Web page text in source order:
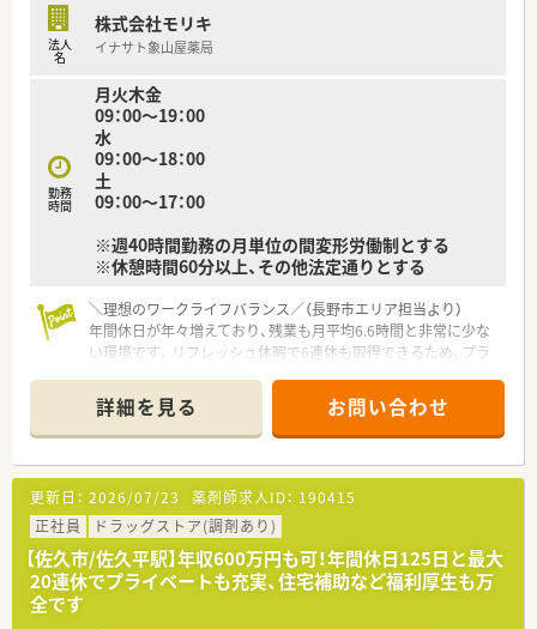
法人
名
株式会社モリキ
イナサト象山屋薬局
勤務
時間
月火木金
09：00～19：00
水
09：00～18：00
土
09：00～17：00
※週40時間勤務の月単位の間変形労働制とする
※休憩時間60分以上、その他法定通りとする
＼理想のワークライフバランス／（長野市エリア担当より）
年間休日が年々増えており、残業も月平均6.6時間と非常に少な
い環境です。リフレッシュ休暇で6連休も取得できるため、プラ
【店舗情報と応需状況について】
■川中島駅から車で8分の場所に位置し、内科や心療内科、精神
科、循環器科など幅広い科目の処方箋を1日55枚ほど応需してい
ます。
■常勤薬剤師が3名体制で勤務しているため、一人あたりの業務
負担が適切に管理されており、安心して服薬指導に集中できる環
境です。
■ドラッグストア併設型の店舗として地域住民の健康を支えて
おり、調剤業務だけでなくOTC販売を通じたセルフメディケーシ
詳細を見る お問い合わせ
更新日： 2026/07/23 薬剤師求人ID： 190415
正社員
ドラッグストア(調剤あり)
【佐久市/佐久平駅】年収600万円も可！年間休日125日と最大
20連休でプライベートも充実、住宅補助など福利厚生も万
全です